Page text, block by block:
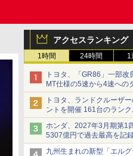
アクセスランキング
1時間 24時間 1
トヨタ、「GR86」一部改
MT仕様の5速から4速への
作性向上など
トヨタ、ランドクルーザ
ントを開催 161台のラン
ホンダ、2027年3月期第1
5307億円で過去最高を記
九州生まれの新型「エル